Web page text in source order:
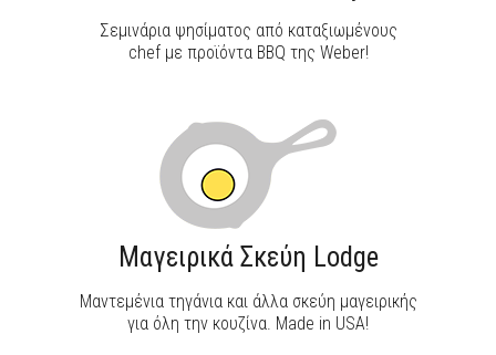
Σεμινάρια ψησίματος από καταξιωμένους
chef με προϊόντα BBQ της Weber!
Μαγειρικά Σκεύη Lodge
Μαντεμένια τηγάνια και άλλα σκεύη μαγειρικής
για όλη την κουζίνα. Made in USA!